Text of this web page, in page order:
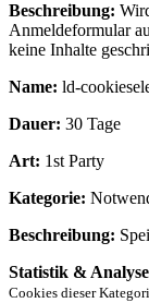
Beschreibung:
Anmeldeformular
keine Inhalte
Name: ld-
Dauer: 30 Tage
Art: 1st Party
Kategorie:
Beschreibung:
Statistik &
Cookies dieser